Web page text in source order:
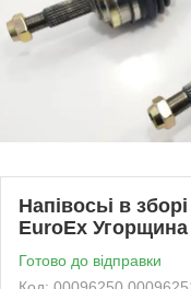
Напівосьі в
EuroEx Угорщина
Готово до відправки